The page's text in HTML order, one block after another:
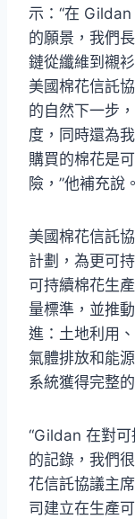
示：“在
的願景，我們
鏈從纖維到襯
美國棉花信託
的自然下一步
度，同時還為
購買的棉花是
險，”他補充說。
美國棉花信託
計劃，為更可
可持續棉花生
量標準，並推
進：土地利用
氣體排放和能
系統獲得完整
“Gildan 在對
的記錄，我們
花信託協議主
司建立在生產